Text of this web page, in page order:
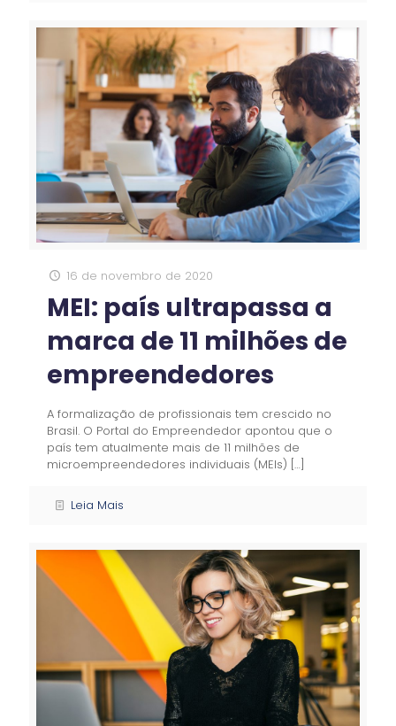
16 de novembro de 2020
MEI: país ultrapassa a
marca de 11 milhões de
empreendedores
A formalização de profissionais tem crescido no
Brasil. O Portal do Empreendedor apontou que o
país tem atualmente mais de 11 milhões de
microempreendedores individuais (MEIs) […]
Leia Mais